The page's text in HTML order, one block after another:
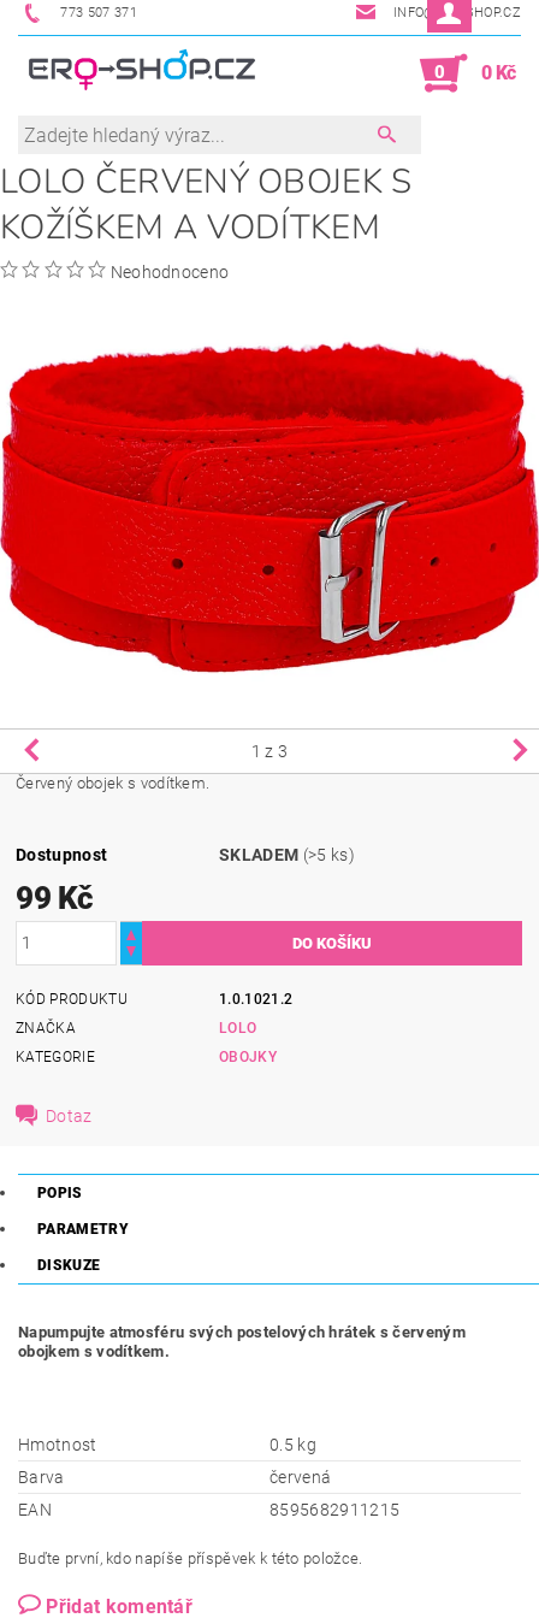
773 507 371 INFO@ERO-SHOP.CZ
0 0 Kč
LOLO ČERVENÝ OBOJEK S
KOŽÍŠKEM A VODÍTKEM
Neohodnoceno
1 z 3
Červený obojek s vodítkem.
Dostupnost SKLADEM (>5 ks)
99 Kč
KÓD PRODUKTU
1.0.1021.2
ZNAČKA
LOLO
KATEGORIE
OBOJKY
Dotaz
POPIS
PARAMETRY
DISKUZE
Napumpujte atmosféru svých postelových hrátek s červeným
obojkem s vodítkem.
Hmotnost
0.5 kg
Barva
červená
EAN
8595682911215
Buďte první, kdo napíše příspěvek k této položce.
Přidat komentář